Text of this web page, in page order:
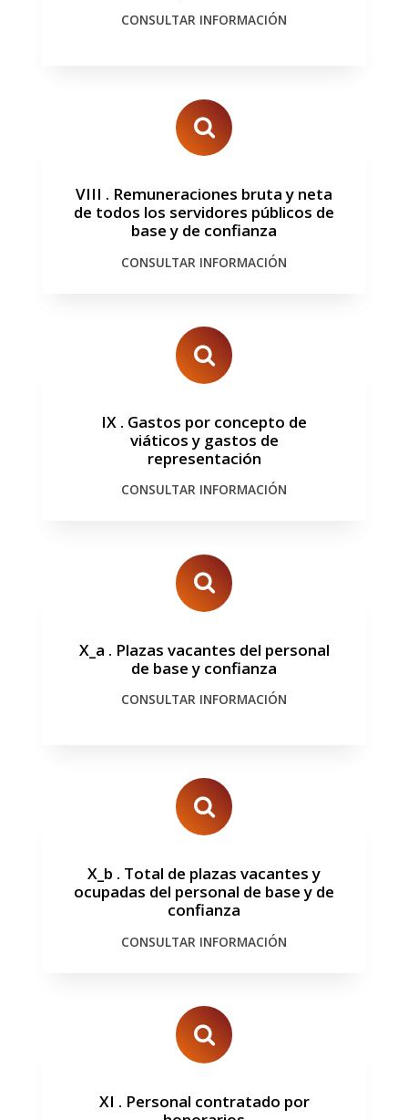
CONSULTAR INFORMACIÓN
VIII . Remuneraciones bruta y neta
de todos los servidores públicos de
base y de confianza
CONSULTAR INFORMACIÓN
IX . Gastos por concepto de
viáticos y gastos de
representación
CONSULTAR INFORMACIÓN
X_a . Plazas vacantes del personal
de base y confianza
CONSULTAR INFORMACIÓN
X_b . Total de plazas vacantes y
ocupadas del personal de base y de
confianza
CONSULTAR INFORMACIÓN
XI . Personal contratado por